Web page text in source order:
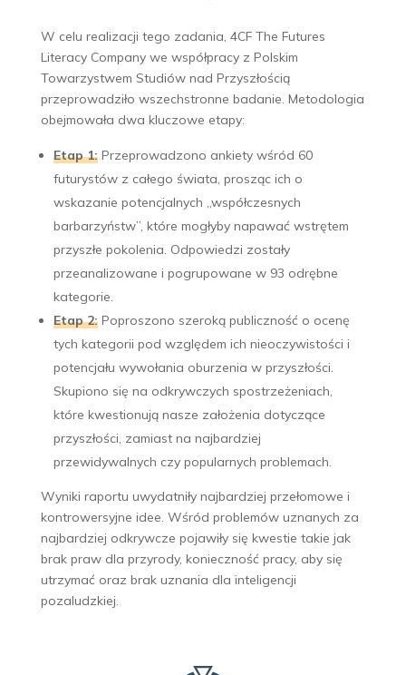
W celu realizacji tego zadania, 4CF The Futures
Literacy Company we współpracy z Polskim
Towarzystwem Studiów nad Przyszłością
przeprowadziło wszechstronne badanie. Metodologia
obejmowała dwa kluczowe etapy:
Etap 1:Przeprowadzono ankiety wśród 60
futurystów z całego świata, prosząc ich o
wskazanie potencjalnych „współczesnych
barbarzyństw”, które mogłyby napawać wstrętem
przyszłe pokolenia. Odpowiedzi zostały
przeanalizowane i pogrupowane w 93 odrębne
kategorie.
Etap 2:Poproszono szeroką publiczność o ocenę
tych kategorii pod względem ich nieoczywistości i
potencjału wywołania oburzenia w przyszłości.
Skupiono się na odkrywczych spostrzeżeniach,
które kwestionują nasze założenia dotyczące
przyszłości, zamiast na najbardziej
przewidywalnych czy popularnych problemach.
Wyniki raportu uwydatniły najbardziej przełomowe i
kontrowersyjne idee. Wśród problemów uznanych za
najbardziej odkrywcze pojawiły się kwestie takie jak
brak praw dla przyrody, konieczność pracy, aby się
utrzymać oraz brak uznania dla inteligencji
pozaludzkiej.